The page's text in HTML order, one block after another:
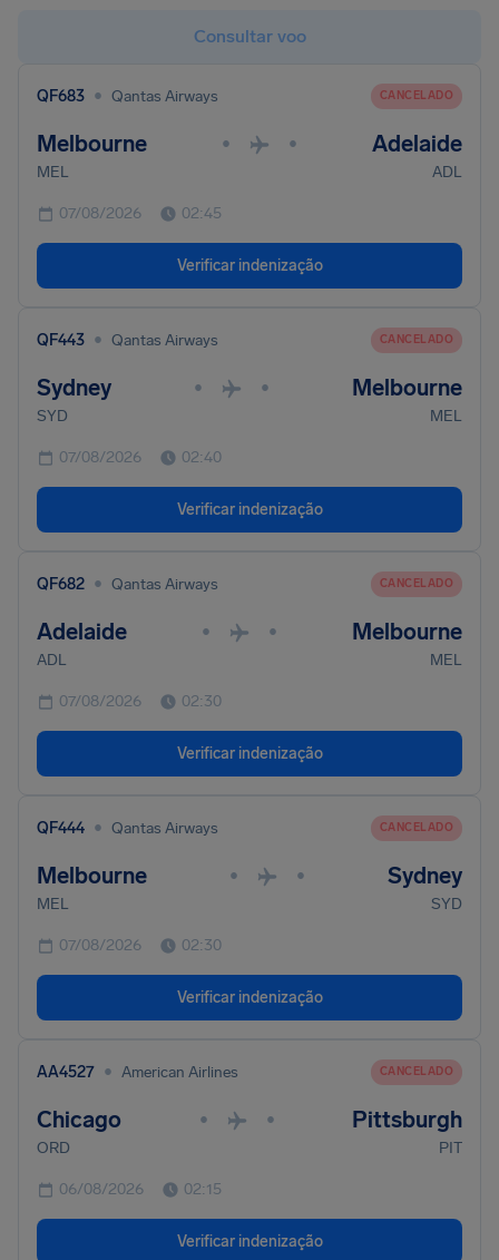
Consultar voo
QF683 • Qantas Airways CANCELADO
Melbourne • • Adelaide
MEL ADL
07/08/2026 02:45
Verificar indenização
QF443 • Qantas Airways CANCELADO
Sydney • • Melbourne
SYD MEL
07/08/2026 02:40
Verificar indenização
QF682 • Qantas Airways CANCELADO
Adelaide • • Melbourne
ADL MEL
07/08/2026 02:30
Verificar indenização
QF444 • Qantas Airways CANCELADO
Melbourne • • Sydney
MEL SYD
07/08/2026 02:30
Verificar indenização
AA4527 • American Airlines CANCELADO
Chicago • • Pittsburgh
ORD PIT
06/08/2026 02:15
Verificar indenização